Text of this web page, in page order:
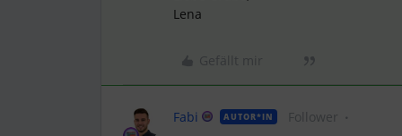
Lena
Fabi AUTOR*IN Follower